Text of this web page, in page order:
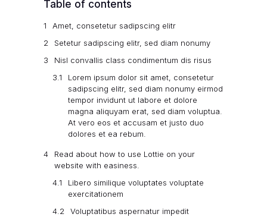
Table of contents
Amet, consetetur sadipscing elitr
Setetur sadipscing elitr, sed diam nonumy
Nisl convallis class condimentum dis risus
Lorem ipsum dolor sit amet, consetetur
sadipscing elitr, sed diam nonumy eirmod
tempor invidunt ut labore et dolore
magna aliquyam erat, sed diam voluptua.
At vero eos et accusam et justo duo
dolores et ea rebum.
Read about how to use Lottie on your
website with easiness.
Libero similique voluptates voluptate
exercitationem
Voluptatibus aspernatur impedit